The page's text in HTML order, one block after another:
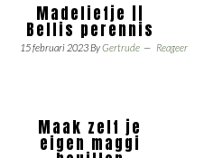
Madeliefje ||
Bellis perennis
15 februari 2023ByGertrude Reageer
Maak zelf je
eigen maggi